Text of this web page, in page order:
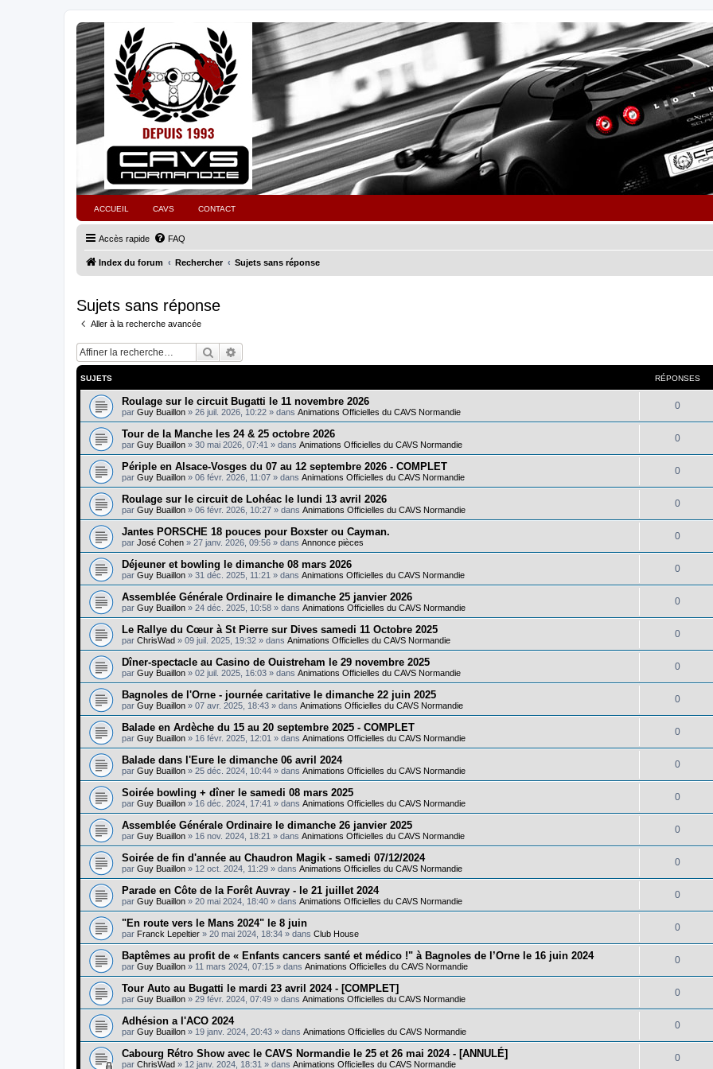
ACCUEIL CAVS CONTACT
Accès rapide FAQ
Index du forum Rechercher Sujets sans réponse
Sujets sans réponse
Aller à la recherche avancée
Rechercher
SUJETS RÉPONSES
Roulage sur le circuit Bugatti le 11 novembre 2026
par Guy Buaillon » 26 juil. 2026, 10:22 » dans Animations Officielles du CAVS Normandie
0R
é
o
n
s
Tour de la Manche les 24 & 25 octobre 2026
par Guy Buaillon » 30 mai 2026, 07:41 » dans Animations Officielles du CAVS Normandie
0R
é
o
n
s
Périple en Alsace-Vosges du 07 au 12 septembre 2026 - COMPLET
par Guy Buaillon » 06 févr. 2026, 11:07 » dans Animations Officielles du CAVS Normandie
0R
é
o
n
s
Roulage sur le circuit de Lohéac le lundi 13 avril 2026
par Guy Buaillon » 06 févr. 2026, 10:27 » dans Animations Officielles du CAVS Normandie
0R
é
o
n
s
Jantes PORSCHE 18 pouces pour Boxster ou Cayman.
par José Cohen » 27 janv. 2026, 09:56 » dans Annonce pièces
0R
é
o
n
s
Déjeuner et bowling le dimanche 08 mars 2026
par Guy Buaillon » 31 déc. 2025, 11:21 » dans Animations Officielles du CAVS Normandie
0R
é
o
n
s
Assemblée Générale Ordinaire le dimanche 25 janvier 2026
par Guy Buaillon » 24 déc. 2025, 10:58 » dans Animations Officielles du CAVS Normandie
0R
é
o
n
s
Le Rallye du Cœur à St Pierre sur Dives samedi 11 Octobre 2025
par ChrisWad » 09 juil. 2025, 19:32 » dans Animations Officielles du CAVS Normandie
0R
é
o
n
s
Dîner-spectacle au Casino de Ouistreham le 29 novembre 2025
par Guy Buaillon » 02 juil. 2025, 16:03 » dans Animations Officielles du CAVS Normandie
0R
é
o
n
s
Bagnoles de l'Orne - journée caritative le dimanche 22 juin 2025
par Guy Buaillon » 07 avr. 2025, 18:43 » dans Animations Officielles du CAVS Normandie
0R
é
o
n
s
Balade en Ardèche du 15 au 20 septembre 2025 - COMPLET
par Guy Buaillon » 16 févr. 2025, 12:01 » dans Animations Officielles du CAVS Normandie
0R
é
o
n
s
Balade dans l'Eure le dimanche 06 avril 2024
par Guy Buaillon » 25 déc. 2024, 10:44 » dans Animations Officielles du CAVS Normandie
0R
é
o
n
s
Soirée bowling + dîner le samedi 08 mars 2025
par Guy Buaillon » 16 déc. 2024, 17:41 » dans Animations Officielles du CAVS Normandie
0R
é
o
n
s
Assemblée Générale Ordinaire le dimanche 26 janvier 2025
par Guy Buaillon » 16 nov. 2024, 18:21 » dans Animations Officielles du CAVS Normandie
0R
é
o
n
s
Soirée de fin d'année au Chaudron Magik - samedi 07/12/2024
par Guy Buaillon » 12 oct. 2024, 11:29 » dans Animations Officielles du CAVS Normandie
0R
é
o
n
s
Parade en Côte de la Forêt Auvray - le 21 juillet 2024
par Guy Buaillon » 20 mai 2024, 18:40 » dans Animations Officielles du CAVS Normandie
0R
é
o
n
s
"En route vers le Mans 2024" le 8 juin
par Franck Lepeltier » 20 mai 2024, 18:34 » dans Club House
0R
é
o
n
s
Baptêmes au profit de « Enfants cancers santé et médico !" à Bagnoles de l’Orne le 16 juin 2024
par Guy Buaillon » 11 mars 2024, 07:15 » dans Animations Officielles du CAVS Normandie
0R
é
o
n
s
Tour Auto au Bugatti le mardi 23 avril 2024 - [COMPLET]
par Guy Buaillon » 29 févr. 2024, 07:49 » dans Animations Officielles du CAVS Normandie
0R
é
o
Adhésion a l'ACO 2024
par Guy Buaillon » 19 janv. 2024, 20:43 » dans Animations Officielles du CAVS Normandie
0R
é
Cabourg Rétro Show avec le CAVS Normandie le 25 et 26 mai 2024 - [ANNULÉ]
par ChrisWad » 12 janv. 2024, 18:31 » dans Animations Officielles du CAVS Normandie
0R